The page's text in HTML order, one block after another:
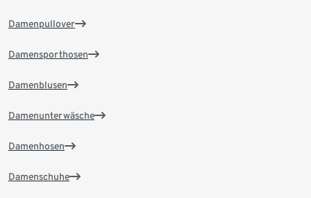
Damenpullover
Damensporthosen
Damenblusen
Damenunterwäsche
Damenhosen
Damenschuhe